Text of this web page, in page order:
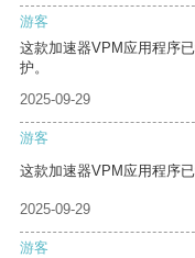
游客
这款加速器VPM应用程序
护。
2025-09-29
游客
这款加速器VPM应用程序
2025-09-29
游客